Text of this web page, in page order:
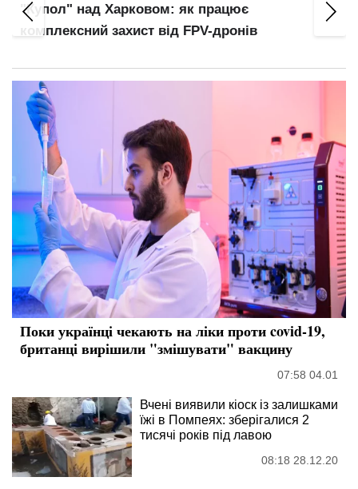
"Купол" над Харковом: як працює
комплексний захист від FPV-дронів
Поки українці чекають на ліки проти covid-19,
британці вирішили "змішувати" вакцину
07:58 04.01
Вчені виявили кіоск із залишками
їжі в Помпеях: зберігалися 2
тисячі років під лавою
08:18 28.12.20